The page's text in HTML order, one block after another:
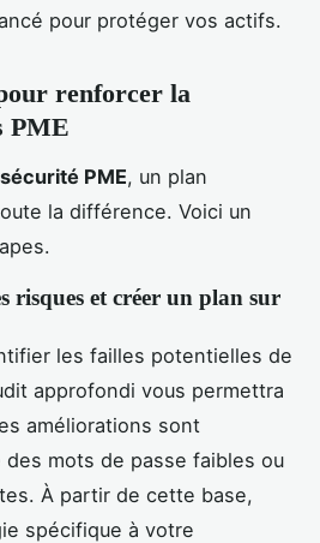
pour protéger vos actifs.
renforcer la
PME
PME, un plan
la différence. Voici un
risques et créer un plan sur
les failles potentielles de
approfondi vous permettra
améliorations sont
des mots de passe faibles ou
À partir de cette base,
spécifique à votre